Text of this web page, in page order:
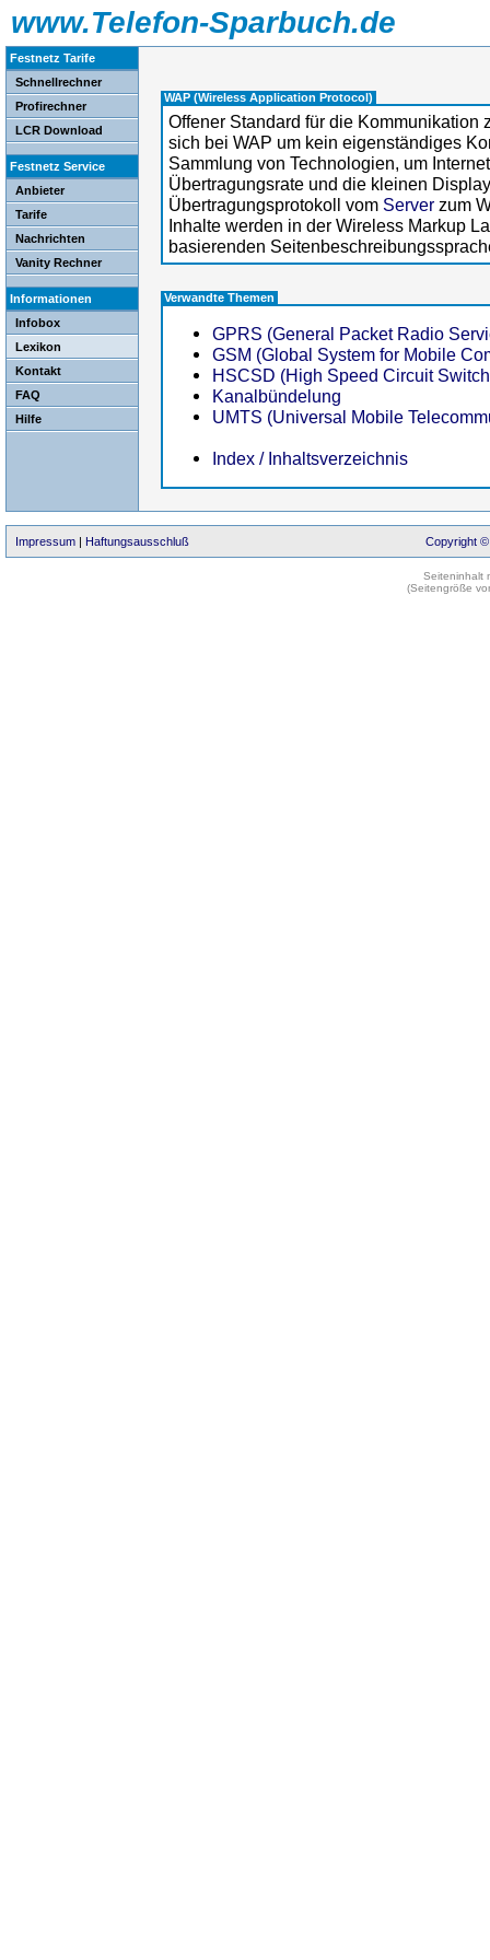
www.Telefon-Sparbuch.de
Festnetz Tarife
Schnellrechner
Profirechner
LCR Download
Festnetz Service
Anbieter
Tarife
Nachrichten
Vanity Rechner
Informationen
Infobox
Lexikon
Kontakt
FAQ
Hilfe
WAP (Wireless Application Protocol)
Offener Standard für die
sich bei WAP um kein eigenständiges
Sammlung von Technologien, um
Übertragungsrate und die kleinen
Übertragungsprotokoll vom Server zum
Inhalte werden in der Wireless Markup
basierenden
Verwandte Themen
GPRS (General Packet Radio
GSM (Global System for Mobile
HSCSD (High Speed Circuit
Kanalbündelung
UMTS (Universal Mobile
Index / Inhaltsverzeichnis
Impressum | Haftungsausschluß Copyright ©
Seiteninhalt
(Seitengröße